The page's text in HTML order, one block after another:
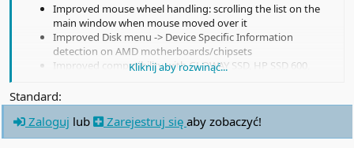
Improved mouse wheel handling: scrolling the list on the
main window when mouse moved over it
Improved Disk menu -> Device Specific Information
detection on AMD motherboards/chipsets
Improved compatibility with GLOWAY SSD, HP SSD 600,
SSD
Improved compatibility with UF2 devices: Adafruit Feather
M0, Adafruit Metro M0
Improved Health % reporting for intensively used Indilinx
Kliknij aby rozwinąć...
Standard:
Zaloguj lub Zarejestruj się aby zobaczyć!